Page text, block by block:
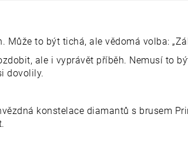
Může to být tichá, ale vědomá volba:
ale i vyprávět příběh. Nemusí to
dovolily.
konstelace diamantů s brusem